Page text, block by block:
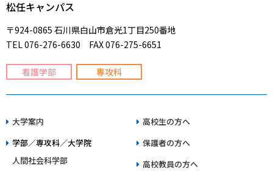
松任キャンパス
〒924-0865 石川県白山市倉光1丁目250番地
TEL 076-276-6630 FAX 076-275-6651
看護学部 専攻科
大学案内
学部／専攻科／大学院
人間社会科学部
高校生の方へ
保護者の方へ
高校教員の方へ